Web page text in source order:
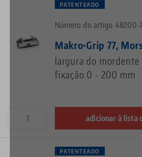
PATENTEADO
Número do artigo 48200-
Makro•Grip 77,
largura do mordente
fixação 0 - 200 mm
adicionar à lista
PATENTEADO